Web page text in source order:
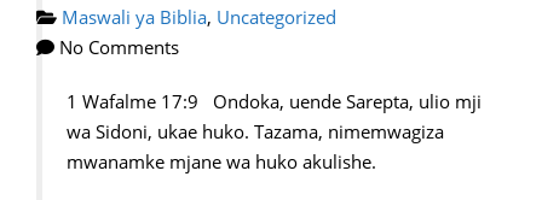
Maswali ya Biblia, Uncategorized
No Comments
1 Wafalme 17:9 Ondoka, uende Sarepta, ulio mji
wa Sidoni, ukae huko. Tazama, nimemwagiza
mwanamke mjane wa huko akulishe.